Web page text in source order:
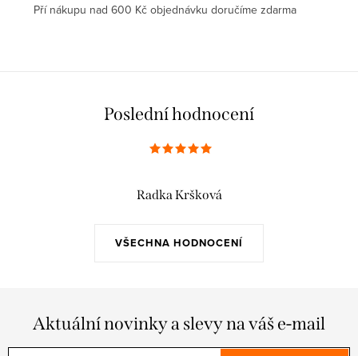
Pří nákupu nad 600 Kč objednávku doručíme zdarma
Poslední hodnocení
VŠECHNA HODNOCENÍ
Radka Kršková
Aktuální novinky a slevy na váš e-mail